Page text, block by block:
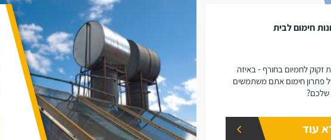
חימום לבית
זקוק לחמיום בחורף - באיזה
פתרון חימום אתם משתמשים
שלכם?
עוד